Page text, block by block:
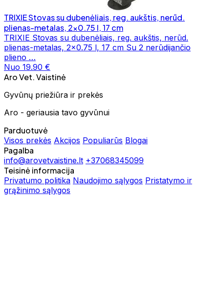
TRIXIE Stovas su dubenėliais, reg. aukštis, nerūd.
plienas-metalas, 2x0.75 l, 17 cm
TRIXIE Stovas su dubenėliais, reg. aukštis, nerūd.
plienas-metalas, 2x0.75 l, 17 cm Su 2 nerūdijančio
plieno …
Nuo 19.90 €
Aro Vet. Vaistinė
Gyvūnų priežiūra ir prekės
Aro - geriausia tavo gyvūnui
Parduotuvė
Visos prekės Akcijos Populiarūs Blogai
Pagalba
info@arovetvaistine.lt +37068345099
Teisinė informacija
Privatumo politika Naudojimo sąlygos Pristatymo ir
grąžinimo sąlygos